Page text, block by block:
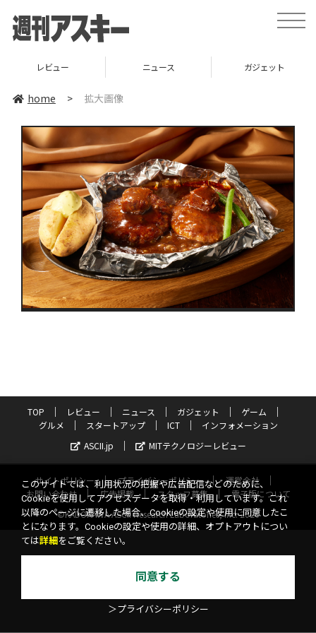
toggle
レビュー ニュース ガジェット
home > 拡大画像
TOP レビュー ニュース ガジェット
ゲーム
グルメ
スタートアップ ICT
インフォメーション
ASCII.jp
MITテクノロジーレビュー
サイトポリシー プライバシーポリシー
運営会社
お問い合わせ
広告掲載 スタッフ募集
電子版について
©KADOKAWA ASCII Research Laboratories, Inc. 2026
このサイトでは、利用状況の把握や広告配信などのために、
Cookieを使用してアクセスデータを取得・利用しています。これ
以降のページに遷移した場合、Cookieの設定や使用に同意したこ
とになります。Cookieの設定や使用の詳細、オプトアウトについ
ては詳細 をご覧ください。
同意する
＞プライバシーポリシー